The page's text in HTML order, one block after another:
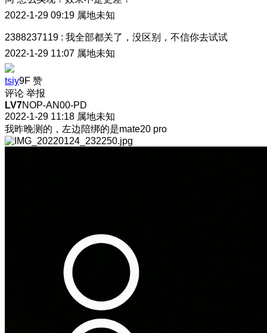
2022-1-29 09:19 属地未知
2388237119 : 我全部都关了，没区别，不信你去试试
2022-1-29 11:07 属地未知
tsiy9F 赞
评论 举报
LV7NOP-AN00-PD
2022-1-29 11:18 属地未知
我昨晚测的，左边陪绑的是mate20 pro